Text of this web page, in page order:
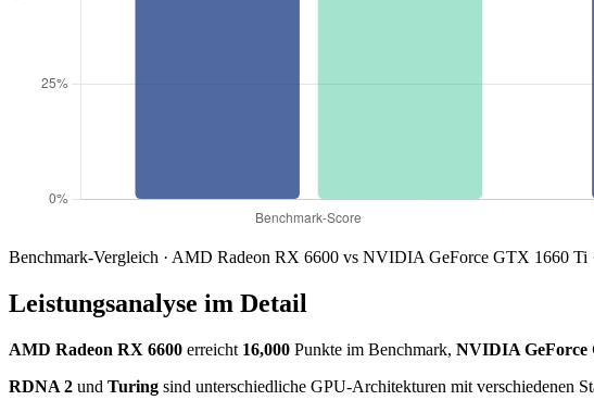
Benchmark-Vergleich · AMD Radeon RX 6600 vs NVIDIA GeForce GTX 1660 Ti
Leistungsanalyse im Detail
AMD Radeon RX 6600 erreicht 16,000 Punkte im Benchmark, NVIDIA GeForce
RDNA 2 und Turing sind unterschiedliche GPU-Architekturen mit verschiedenen